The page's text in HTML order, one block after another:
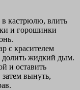
кастрюлю, влить
и горошинки
с красителем
долить жидкий дым.
и оставить
вынуть,